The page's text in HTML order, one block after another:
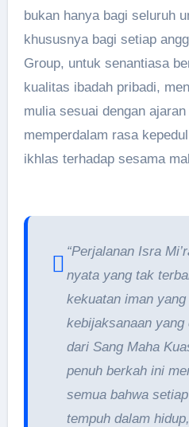
bukan hanya bagi seluruh
khususnya bagi setiap
Group, untuk senantiasa
kualitas ibadah pribadi,
mulia sesuai dengan
memperdalam rasa
ikhlas terhadap sesama
“Perjalanan Isra
nyata yang tak
kekuatan iman
kebijaksanaan yang
dari Sang Maha
penuh berkah ini
semua bahwa
tempuh dalam